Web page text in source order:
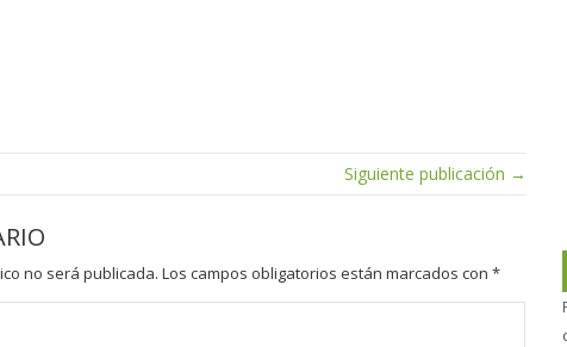
Siguiente publicación →
no será publicada. Los campos obligatorios están marcados con *